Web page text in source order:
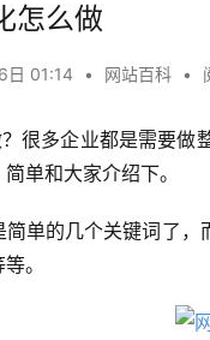
怎么做
日 01:14 • 网站百科 •
很多企业都是需要
单和大家介绍下。
单的几个关键词了
。